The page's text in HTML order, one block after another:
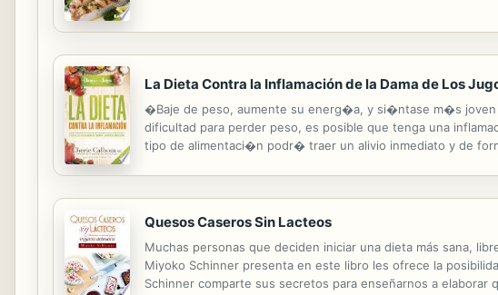
La Dieta Contra la Inflamación de la Dama de Los
�Baje de peso, aumente su energ�a, y si�ntase m�s
dificultad para perder peso, es posible que tenga una
tipo de alimentaci�n podr� traer un alivio inmediato y de
Quesos Caseros Sin Lacteos
Muchas personas que deciden iniciar una dieta más sana,
Miyoko Schinner presenta en este libro les ofrece la
Schinner comparte sus secretos para enseñarnos a